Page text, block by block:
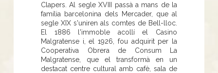
Clapers. Al segle XVIII passà a mans de la
família barcelonina dels Mercader, que al
segle XIX s'uniren als comtes de Bell-lloc.
El 1886 l'immoble acollí el Casino
Malgratense i, el 1926, fou adquirit per la
Cooperativa Obrera de Consum La
Malgratense, que el transformà en un
destacat centre cultural amb cafè, sala de